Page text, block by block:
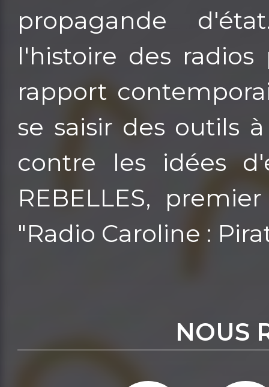
propagande
l'histoire des
rapport
se saisir des outils
contre les idées
REBELLES,
"Radio Caroline :
NOUS